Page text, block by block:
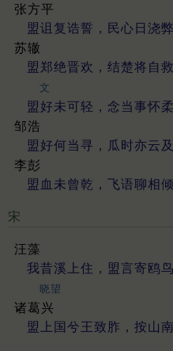
张方平
盟诅复诰誓，民心日浇弊
苏辙
盟郑绝晋欢，结楚将自救
文
盟好未可轻，念当事怀柔
邹浩
盟好何当寻，瓜时亦云及
李彭
盟血未曾乾，飞语聊相倾
宋
汪藻
我昔溪上住，盟言寄鸥鸟
晓望
诸葛兴
盟上国兮王致胙，按山